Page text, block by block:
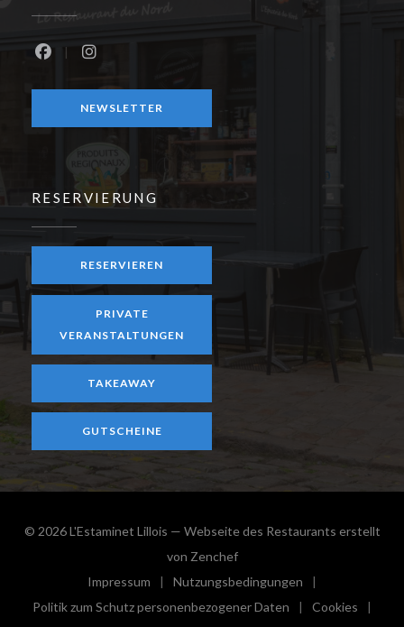
NEWSLETTER
RESERVIERUNG
RESERVIEREN
PRIVATE
VERANSTALTUNGEN
TAKEAWAY
GUTSCHEINE
© 2026 L'Estaminet Lillois — Webseite des Restaurants erstellt
von Zenchef((öffnet ein neues Fenster))
Impressum
((öffnet ein neues Fenster))
Nutzungsbedingungen
((öffnet ein neues Fenster))
Politik zum Schutz personenbezogener Daten
((öffnet ein neues Fenster))
Cookies
((öffnet